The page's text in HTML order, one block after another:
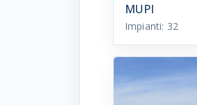
MUPI
Impianti: 32